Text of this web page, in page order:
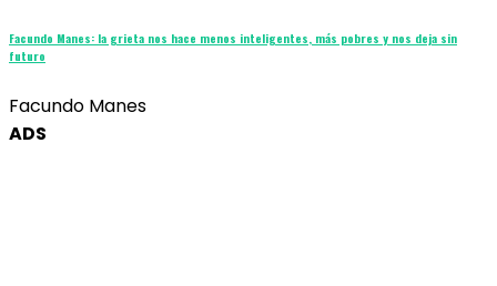
Facundo Manes: la grieta nos hace menos inteligentes, más pobres y nos deja sin
futuro
Facundo Manes
ADS